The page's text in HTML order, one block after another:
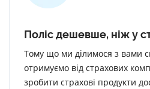
Поліс дешевше, ніж у
Тому що ми ділимося з вами
отримуємо від страхових
зробити страхові продукти